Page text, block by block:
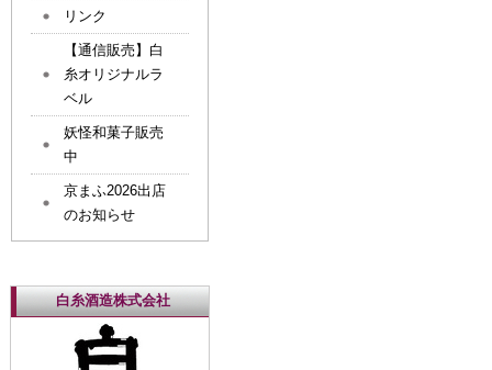
リンク
【通信販売】白
糸オリジナルラ
ベル
妖怪和菓子販売
中
京まふ2026出店
のお知らせ
白糸酒造株式会社